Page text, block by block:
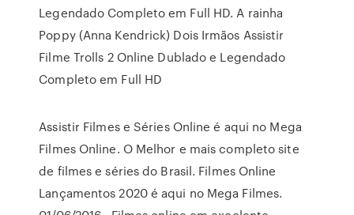
Legendado Completo em Full HD. A rainha
Poppy (Anna Kendrick) Dois Irmãos Assistir
Filme Trolls 2 Online Dublado e Legendado
Completo em Full HD
Assistir Filmes e Séries Online é aqui no Mega
Filmes Online. O Melhor e mais completo site
de filmes e séries do Brasil. Filmes Online
Lançamentos 2020 é aqui no Mega Filmes.